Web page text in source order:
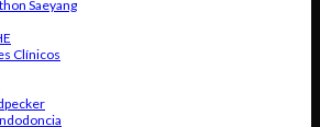
Saeyang
Clínicos